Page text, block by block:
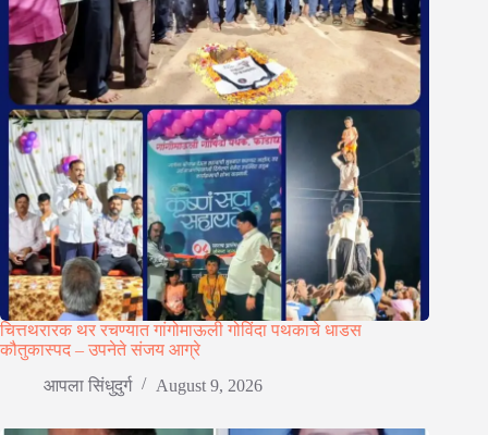
चित्तथरारक थर रचण्यात गांगोमाऊली गोविंदा पथकाचे धाडस
कौतुकास्पद – उपनेते संजय आग्रे
आपला सिंधुदुर्ग
August 9, 2026